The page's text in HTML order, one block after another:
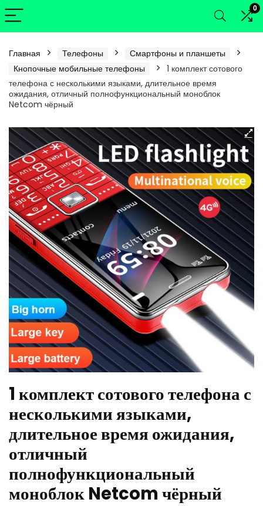
0
Главная Телефоны
Смартфоны и планшеты
Кнопочные мобильные телефоны
1 комплект сотового
телефона с несколькими языками, длительное время
ожидания, отличный полнофункциональный моноблок
Netcom чёрный
1 комплект сотового телефона с
несколькими языками,
длительное время ожидания,
отличный
полнофункциональный
моноблок Netcom чёрный